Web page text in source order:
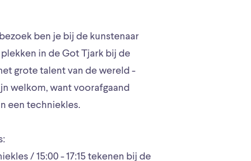
ben je bij de kunstenaar
in de Got Tjark bij de
grote talent van de wereld -
welkom, want voorafgaand
een techniekles.
/ 15:00 - 17:15 tekenen bij de